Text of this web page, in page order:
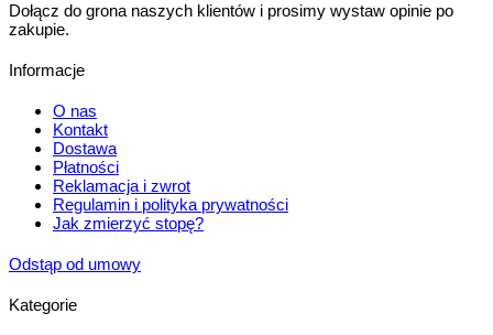
Dołącz do grona naszych klientów i prosimy wystaw opinie po
zakupie.
Informacje
O nas
Kontakt
Dostawa
Płatności
Reklamacja i zwrot
Regulamin i polityka prywatności
Jak zmierzyć stopę?
Odstąp od umowy
Kategorie